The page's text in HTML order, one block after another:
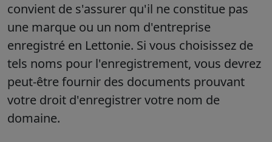
convient de s'assurer qu'il ne constitue pas
une marque ou un nom d'entreprise
enregistré en Lettonie. Si vous choisissez de
tels noms pour l'enregistrement, vous devrez
peut-être fournir des documents prouvant
votre droit d'enregistrer votre nom de
domaine.